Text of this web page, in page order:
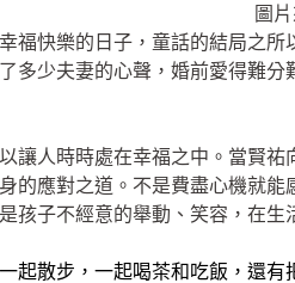
圖
福快樂的日子，童話的結局之
多少夫妻的心聲，婚前愛得難
讓人時時處在幸福之中。當賢
的應對之道。不是費盡心機就
孩子不經意的舉動、笑容，在
起散步，一起喝茶和吃飯，還